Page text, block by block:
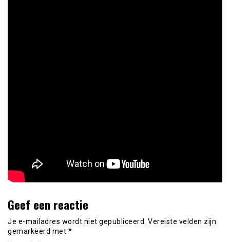
Geef een reactie
Je e-mailadres wordt niet gepubliceerd. Vereiste velden zijn
gemarkeerd met *